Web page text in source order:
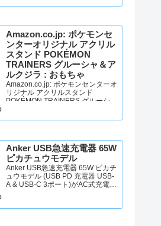
Amazon.co.jp: ポケモンセ
ンターオリジナル アクリル
スタンド POKÉMON
TRAINERS グルーシャ＆ア
ルクジラ : おもちゃ
Amazon.co.jp: ポケモンセンターオ
リジナル アクリルスタンド
POKÉMON TRAINERS グルーシャ
Anker USB急速充電器 65W
ピカチュウモデル
Anker USB急速充電器 65W ピカチ
ュウモデル (USB PD 充電器 USB-
A & USB-C 3ポート)がAC式充電器
可能です。アマゾン配送商品は、